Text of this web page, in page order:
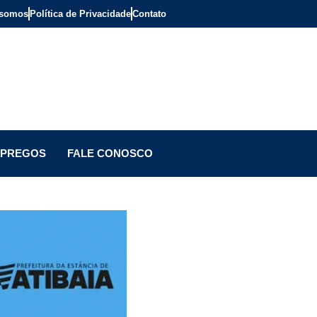
Política de PrivacidadeContato
FALE CONOSCO